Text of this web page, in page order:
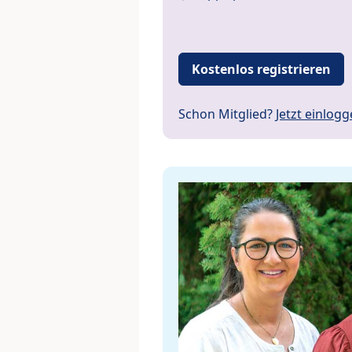
Kostenlos registrieren
Schon Mitglied? Jetzt